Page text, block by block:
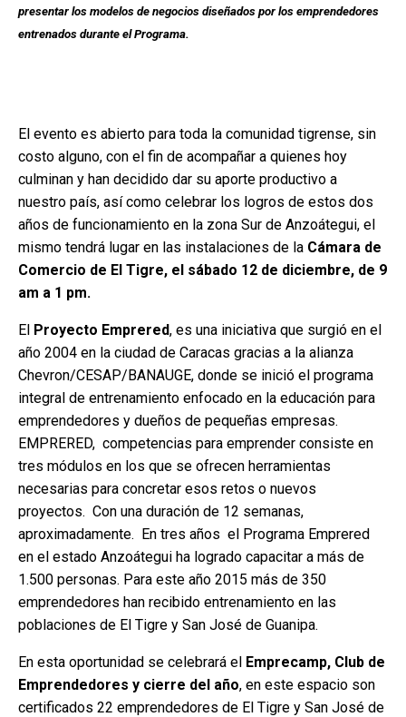
presentar los modelos de negocios diseñados por los emprendedores
entrenados durante el Programa.
El evento es abierto para toda la comunidad tigrense, sin
costo alguno, con el fin de acompañar a quienes hoy
culminan y han decidido dar su aporte productivo a
nuestro país, así como celebrar los logros de estos dos
años de funcionamiento en la zona Sur de Anzoátegui, el
mismo tendrá lugar en las instalaciones de la Cámara de
Comercio de El Tigre, el sábado 12 de diciembre, de 9
am a 1 pm.
El Proyecto Emprered, es una iniciativa que surgió en el
año 2004 en la ciudad de Caracas gracias a la alianza
Chevron/CESAP/BANAUGE, donde se inició el programa
integral de entrenamiento enfocado en la educación para
emprendedores y dueños de pequeñas empresas.
EMPRERED, competencias para emprender consiste en
tres módulos en los que se ofrecen herramientas
necesarias para concretar esos retos o nuevos
proyectos. Con una duración de 12 semanas,
aproximadamente. En tres años el Programa Emprered
en el estado Anzoátegui ha logrado capacitar a más de
1.500 personas. Para este año 2015 más de 350
emprendedores han recibido entrenamiento en las
poblaciones de El Tigre y San José de Guanipa.
En esta oportunidad se celebrará el Emprecamp, Club de
Emprendedores y cierre del año, en este espacio son
certificados 22 emprendedores de El Tigre y San José de